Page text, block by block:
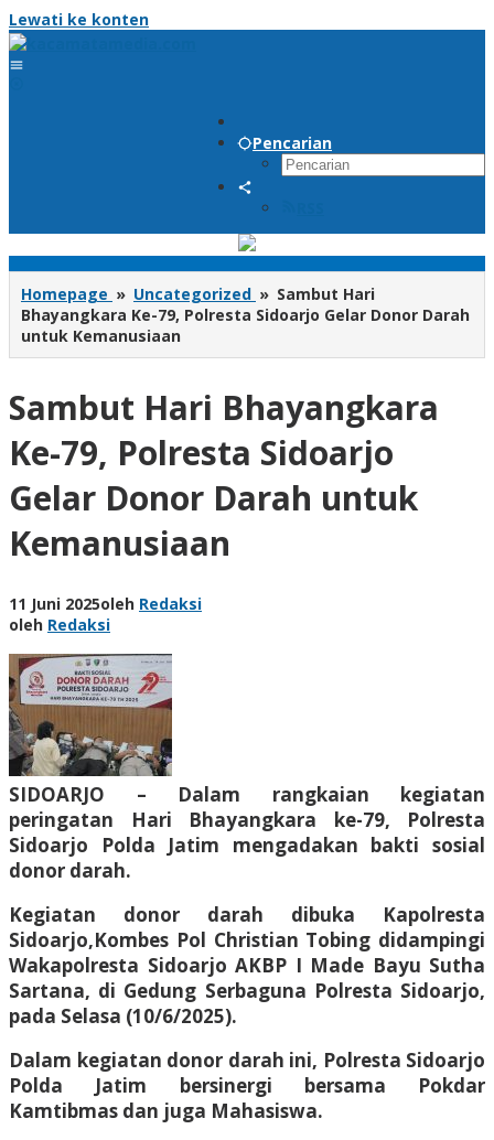
Lewati ke konten
Pencarian
Homepage » Uncategorized » Sambut Hari
Bhayangkara Ke-79, Polresta Sidoarjo Gelar Donor Darah
untuk Kemanusiaan
Sambut Hari Bhayangkara
Ke-79, Polresta Sidoarjo
Gelar Donor Darah untuk
Kemanusiaan
11 Juni 2025oleh Redaksi
oleh Redaksi
SIDOARJO – Dalam rangkaian kegiatan
peringatan Hari Bhayangkara ke-79, Polresta
Sidoarjo Polda Jatim mengadakan bakti sosial
donor darah.
Kegiatan donor darah dibuka Kapolresta
Sidoarjo,Kombes Pol Christian Tobing didampingi
Wakapolresta Sidoarjo AKBP I Made Bayu Sutha
Sartana, di Gedung Serbaguna Polresta Sidoarjo,
pada Selasa (10/6/2025).
Dalam kegiatan donor darah ini, Polresta Sidoarjo
Polda Jatim bersinergi bersama Pokdar
Kamtibmas dan juga Mahasiswa.